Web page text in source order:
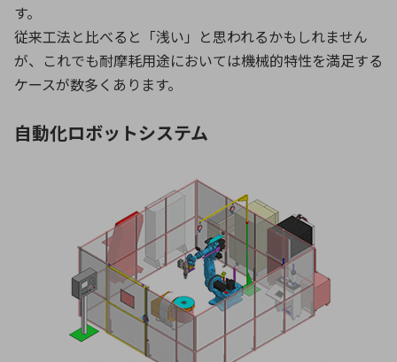
す。
従来工法と比べると「浅い」と思われるかもしれません
が、これでも耐摩耗用途においては機械的特性を満足する
ケースが数多くあります。
自動化ロボットシステム